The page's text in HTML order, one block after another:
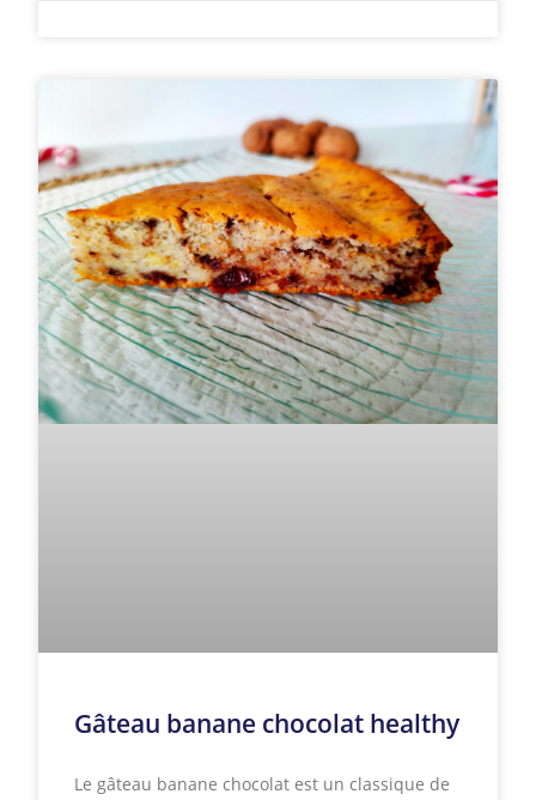
Gâteau banane chocolat healthy
Le gâteau banane chocolat est un classique de